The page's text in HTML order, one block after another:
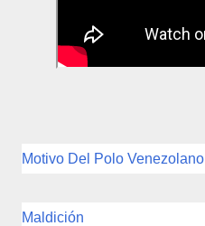
Motivo Del Polo Venezolano
Maldición